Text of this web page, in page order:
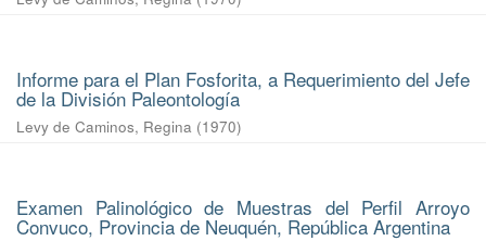
Informe para el Plan Fosforita, a Requerimiento del Jefe
de la División Paleontología
Levy de Caminos, Regina (1970)
Examen Palinológico de Muestras del Perfil Arroyo
Convuco, Provincia de Neuquén, República Argentina